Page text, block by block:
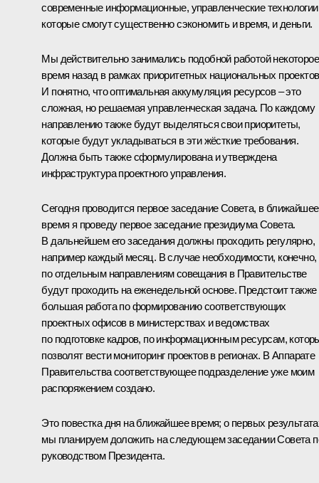
современные информационные, управленческие
которые смогут существенно сэкономить и время, и деньги.
Мы действительно занимались подобной работой некоторое
время назад в рамках приоритетных национальных
И понятно, что оптимальная аккумуляция ресурсов – это
сложная, но решаемая управленческая задача. По каждому
направлению также будут выделяться свои приоритеты,
которые будут укладываться в эти жёсткие требования.
Должна быть также сформулирована и утверждена
инфраструктура проектного управления.
Сегодня проводится первое заседание Совета, в ближайшее
время я проведу первое заседание президиума Совета.
В дальнейшем его заседания должны проходить регулярно,
например каждый месяц. В случае необходимости, конечно,
по отдельным направлениям совещания в Правительстве
будут проходить на еженедельной основе. Предстоит также
большая работа по формированию соответствующих
проектных офисов в министерствах и ведомствах
по подготовке кадров, по информационным ресурсам,
позволят вести мониторинг проектов в регионах. В Аппарате
Правительства соответствующее подразделение уже моим
распоряжением создано.
Это повестка дня на ближайшее время; о первых
мы планируем доложить на следующем заседании Совета
руководством Президента.